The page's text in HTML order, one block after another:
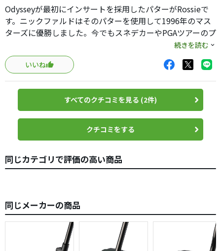
Odysseyが最初にインサートを採用したパターがRossieで
す。ニックファルドはそのパターを使用して1996年のマス
ターズに優勝しました。今でもスネデカーやPGAツアーのプ
マレット型としては小顔で、ダブルベンドのシャフトとア
ライメント用の3本のラインが特徴です。
中古(Callaway US)が安くあったので買いました。私は
Rossieが好きで、このRXで3本目になります。グリップをす
べてSuper StrokeのMid Slim 2.0(50g)に変更しています。
もいろいろ試しているのですが、私には合うものがまだあ
XGと比較してヘッドの形状はほとんど変わっていませんが
総重量が20グラム重くなっていました。20グラムでも結構
ずっしり感じます。
続きを読む
いいね
すべてのクチコミを見る (2件)
クチコミをする
同じカテゴリで評価の高い商品
同じメーカーの商品